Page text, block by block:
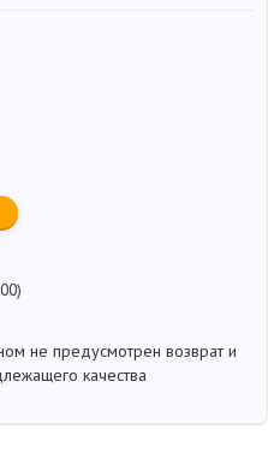
не предусмотрен возврат и
качества